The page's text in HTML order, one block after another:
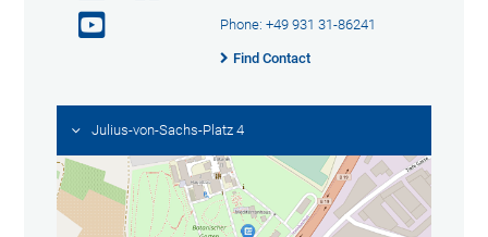
Phone: +49 931 31-86241
Find Contact
Julius-von-Sachs-Platz 4